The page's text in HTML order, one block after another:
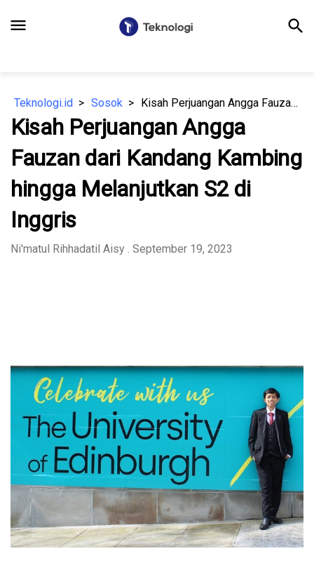
menu search
Teknologi.id Sosok Kisah Perjuangan Angga Fauzan dari Kandang Kambing hingga Melanjutkan S2 di Inggris
Kisah Perjuangan Angga
Fauzan dari Kandang Kambing
hingga Melanjutkan S2 di
Inggris
Ni'matul Rihhadatil Aisy . September 19, 2023